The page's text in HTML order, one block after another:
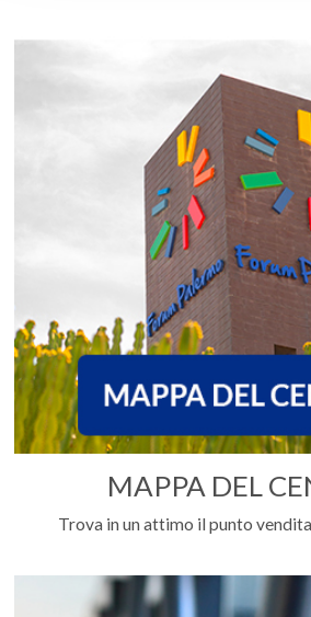
MAPPA DEL
Trova in un attimo il punto